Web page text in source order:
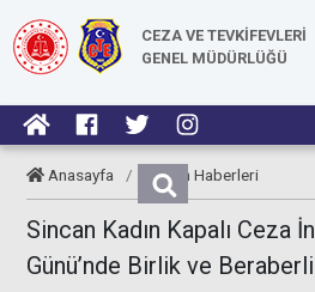
CEZA VE TEVKİFEVLERİ
GENEL MÜDÜRLÜĞÜ
Anasayfa / Kurum Haberleri
Sincan Kadın Kapalı Ceza
Günü’nde Birlik ve